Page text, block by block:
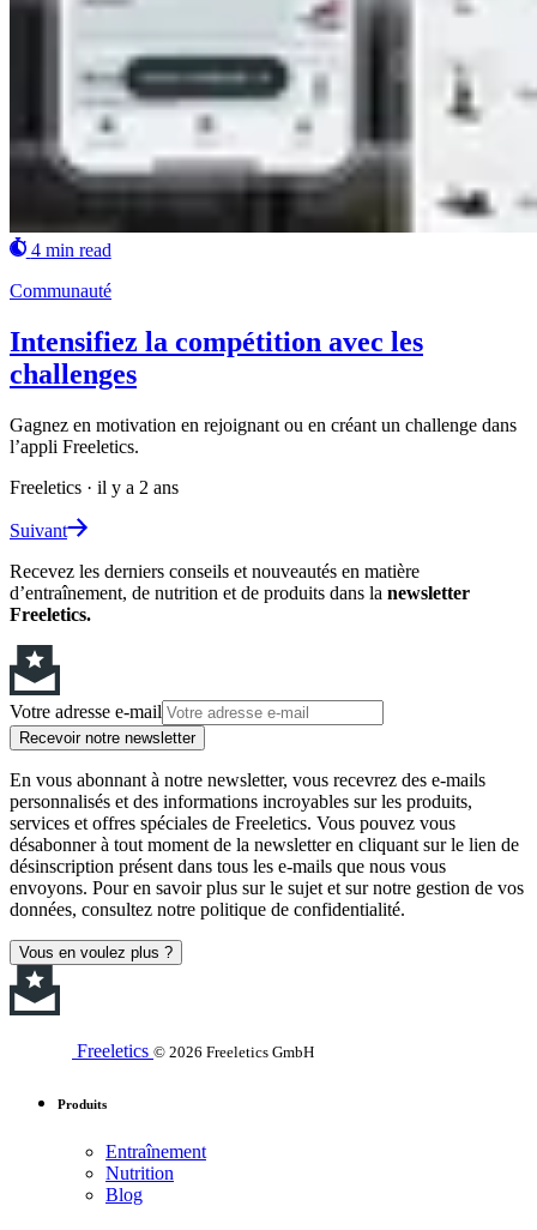
4 min read
Communauté
Intensifiez la compétition avec les
challenges
Gagnez en motivation en rejoignant ou en créant un challenge dans
l’appli Freeletics.
Freeletics · il y a 2 ans
Suivant
Recevez les derniers conseils et nouveautés en matière
d’entraînement, de nutrition et de produits dans la newsletter
Freeletics.
Votre adresse e-mail
Recevoir notre newsletter
En vous abonnant à notre newsletter, vous recevrez des e-mails
personnalisés et des informations incroyables sur les produits,
services et offres spéciales de Freeletics. Vous pouvez vous
désabonner à tout moment de la newsletter en cliquant sur le lien de
désinscription présent dans tous les e-mails que nous vous
envoyons. Pour en savoir plus sur le sujet et sur notre gestion de vos
données, consultez notre politique de confidentialité.
Vous en voulez plus ?
Freeletics © 2026 Freeletics GmbH
Produits
Entraînement
Nutrition
Blog